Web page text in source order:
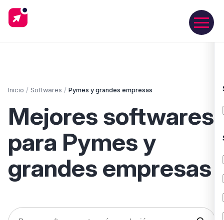
Inicio / Softwares / Pymes y grandes empresas
Mejores softwares
para Pymes y
grandes empresas